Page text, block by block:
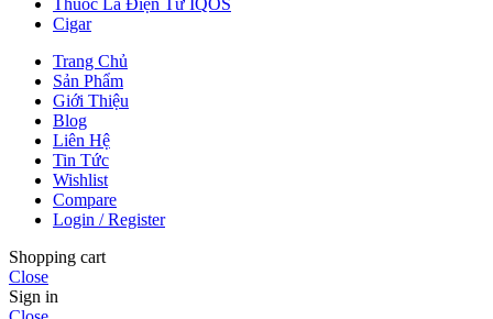
Thuốc Lá Điện Tử IQOS
Cigar
Trang Chủ
Sản Phẩm
Giới Thiệu
Blog
Liên Hệ
Tin Tức
Wishlist
Compare
Login / Register
Shopping cart
Close
Sign in